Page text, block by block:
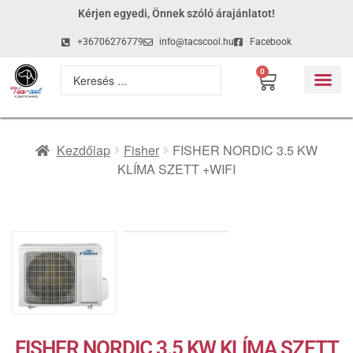
Kérjen egyedi, Önnek szóló árajánlatot!
+36706276779 info@tacscool.hu Facebook
0
Kezdőlap Fisher
FISHER NORDIC 3.5 KW
KLÍMA SZETT +WIFI